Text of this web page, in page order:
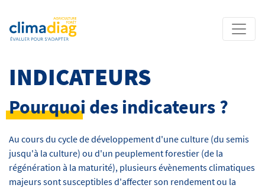
INDICATEURS
Pourquoi des indicateurs ?
Au cours du cycle de développement d'une culture (du semis
jusqu'à la culture) ou d'un peuplement forestier (de la
régénération à la maturité), plusieurs évènements climatiques
majeurs sont susceptibles d'affecter son rendement ou la